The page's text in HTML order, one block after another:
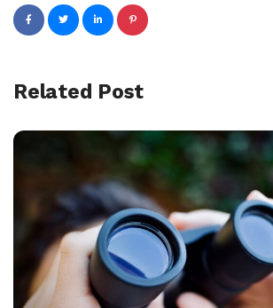
Related Post